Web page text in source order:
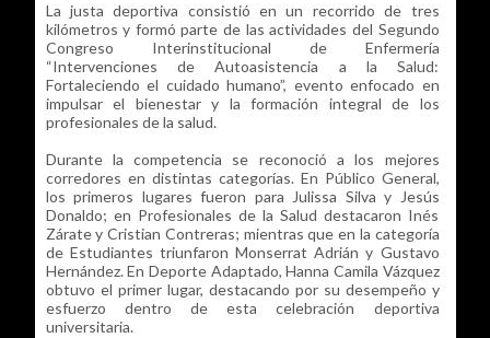
La justa deportiva consistió en un recorrido de tres
kilómetros y formó parte de las actividades del Segundo
Congreso Interinstitucional de Enfermería
“Intervenciones de Autoasistencia a la Salud:
Fortaleciendo el cuidado humano”, evento enfocado en
impulsar el bienestar y la formación integral de los
profesionales de la salud.
Durante la competencia se reconoció a los mejores
corredores en distintas categorías. En Público General,
los primeros lugares fueron para Julissa Silva y Jesús
Donaldo; en Profesionales de la Salud destacaron Inés
Zárate y Cristian Contreras; mientras que en la categoría
de Estudiantes triunfaron Monserrat Adrián y Gustavo
Hernández. En Deporte Adaptado, Hanna Camila Vázquez
obtuvo el primer lugar, destacando por su desempeño y
esfuerzo dentro de esta celebración deportiva
universitaria.